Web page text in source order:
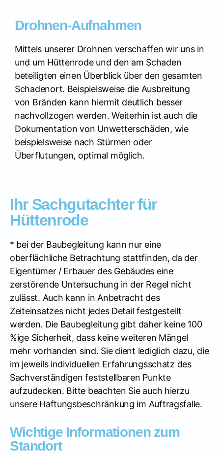
Drohnen-Aufnahmen
Mittels unserer Drohnen verschaffen wir uns in
und um Hüttenrode und den am Schaden
beteiligten einen Überblick über den gesamten
Schadenort. Beispielsweise die Ausbreitung
von Bränden kann hiermit deutlich besser
nachvollzogen werden. Weiterhin ist auch die
Dokumentation von Unwetterschäden, wie
beispielsweise nach Stürmen oder
Überflutungen, optimal möglich.
Ihr Sachgutachter für
Hüttenrode
* bei der Baubegleitung kann nur eine
oberflächliche Betrachtung stattfinden, da der
Eigentümer / Erbauer des Gebäudes eine
zerstörende Untersuchung in der Regel nicht
zulässt. Auch kann in Anbetracht des
Zeiteinsatzes nicht jedes Detail festgestellt
werden. Die Baubegleitung gibt daher keine 100
%ige Sicherheit, dass keine weiteren Mängel
mehr vorhanden sind. Sie dient lediglich dazu, die
im jeweils individuellen Erfahrungsschatz des
Sachverständigen feststellbaren Punkte
aufzudecken. Bitte beachten Sie auch hierzu
unsere Haftungsbeschränkung im Auftragsfalle.
Wichtige Informationen zum
Standort